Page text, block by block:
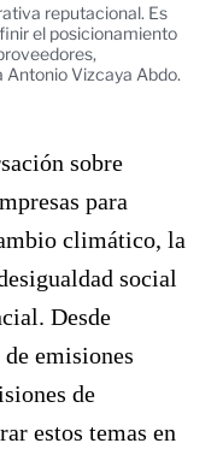
reputacional. Es
el posicionamiento
Vizcaya Abdo.
sobre
para
climático, la
social
Desde
emisiones
de
estos temas en